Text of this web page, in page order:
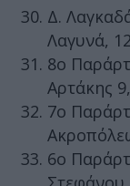
Δ.
Λαγυνά,
8ο
Αρτάκης
7ο
6ο